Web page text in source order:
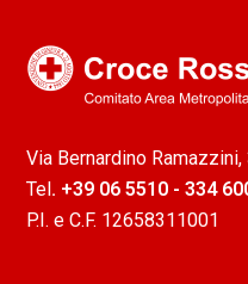
Via Bernardino
Tel. +39 06 5510 - 334
P.I. e C.F. 12658311001